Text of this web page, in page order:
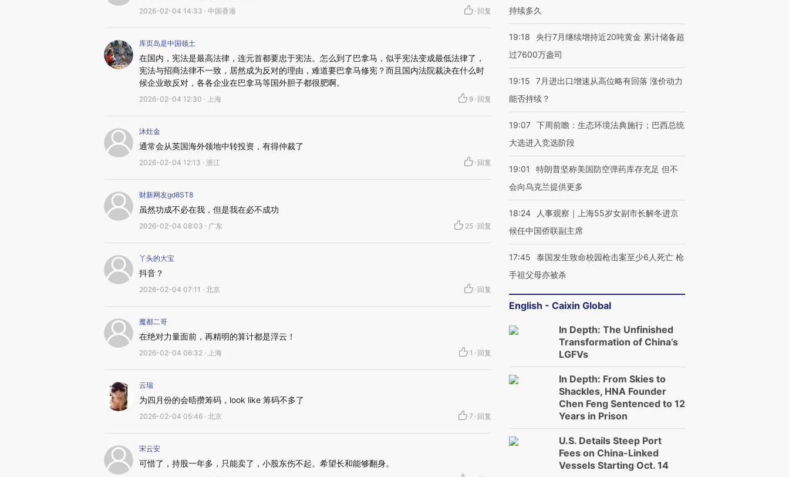
2026-02-04 14:33 · 中国香港 · 回复
库页岛是中国领土
在国内，宪法是最高法律，连元首都要忠于宪法。怎么到了巴拿马，似乎宪法变成最低法律了，
宪法与招商法律不一致，居然成为反对的理由，难道要巴拿马修宪？而且国内法院裁决在什么时
候企业敢反对，各各企业在巴拿马等国外胆子都很肥啊。
2026-02-04 12:30 · 上海 9 · 回复
沐灶金
通常会从英国海外领地中转投资，有得仲裁了
2026-02-04 12:13 · 浙江 · 回复
财新网友gd8ST8
虽然功成不必在我，但是我在必不成功
2026-02-04 08:03 · 广东 25 · 回复
丫头的大宝
抖音？
2026-02-04 07:11 · 北京 · 回复
魔都二哥
在绝对力量面前，再精明的算计都是浮云！
2026-02-04 06:32 · 上海 1 · 回复
云瑞
为四月份的会晤攒筹码，look like 筹码不多了
2026-02-04 05:46 · 北京 7 · 回复
宋云安
可惜了，持股一年多，只能卖了，小股东伤不起。希望长和能够翻身。
持续多久
19:18
央行7月继续增持近20吨黄金 累计储备超
过7600万盎司
19:15
7月进出口增速从高位略有回落 涨价动力
能否持续？
19:07 下周前瞻：生态环境法典施行；巴西总统
大选进入竞选阶段
19:01
特朗普坚称美国防空弹药库存充足 但不
会向乌克兰提供更多
18:24
人事观察｜上海55岁女副市长解冬进京
候任中国侨联副主席
17:45
泰国发生致命校园枪击案至少6人死亡 枪
手祖父母亦被杀
English - Caixin Global
In Depth: The Unfinished
Transformation of China’s
LGFVs
In Depth: From Skies to
Shackles, HNA Founder
Chen Feng Sentenced to 12
Years in Prison
U.S. Details Steep Port
Fees on China-Linked
Vessels Starting Oct. 14